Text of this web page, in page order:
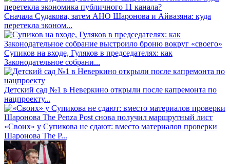
Сначала Судакова, затем АНО Шаронова и Айвазяна: куда
перетекла эконом...
Супиков на входе, Гуляков в председателях: как
Законодательное собрани...
Детский сад №1 в Неверкино открыли после капремонта по
нацпроекту...
«Своих» у Супикова не сдают: вместо материалов проверки
Шаронова The P...